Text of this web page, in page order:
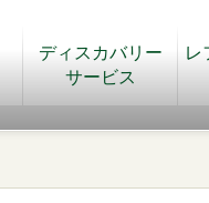
ディスカバリー
サービス
レ